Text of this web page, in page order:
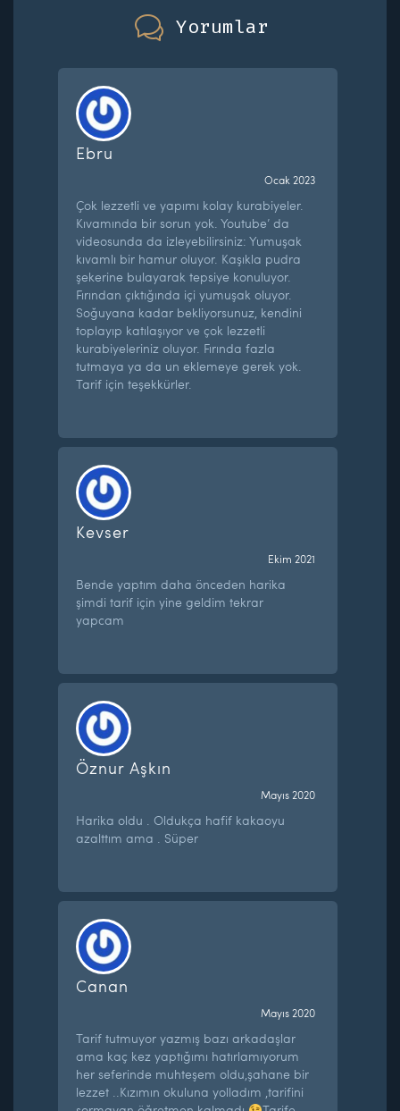
Yorumlar
Ebru
Ocak 2023
Çok lezzetli ve yapımı kolay kurabiyeler.
Kıvamında bir sorun yok. Youtube’ da
videosunda da izleyebilirsiniz: Yumuşak
kıvamlı bir hamur oluyor. Kaşıkla pudra
şekerine bulayarak tepsiye konuluyor.
Fırından çıktığında içi yumuşak oluyor.
Soğuyana kadar bekliyorsunuz, kendini
toplayıp katılaşıyor ve çok lezzetli
kurabiyeleriniz oluyor. Fırında fazla
tutmaya ya da un eklemeye gerek yok.
Tarif için teşekkürler.
Kevser
Ekim 2021
Bende yaptım daha önceden harika
şimdi tarif için yine geldim tekrar
yapcam
Öznur Aşkın
Mayıs 2020
Harika oldu . Oldukça hafif kakaoyu
azalttım ama . Süper
Canan
Mayıs 2020
Tarif tutmuyor yazmış bazı arkadaşlar
ama kaç kez yaptığımı hatırlamıyorum
her seferinde muhteşem oldu,şahane bir
lezzet ..Kızımın okuluna yolladım ,tarifini